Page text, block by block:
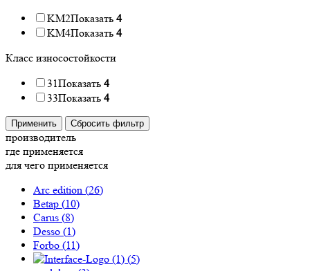
KM2Показать 4
KM4Показать 4
Класс износостойкости
31Показать 4
33Показать 4
Применить Сбросить фильтр
производитель
где применяется
для чего применяется
Arc edition (26)
Betap (10)
Carus (8)
Desso (1)
Forbo (11)
(5)